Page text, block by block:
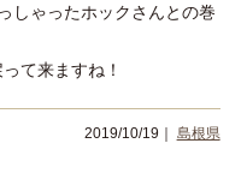
しゃったホックさんとの巻
て来ますね！
2019/10/19｜ 島根県